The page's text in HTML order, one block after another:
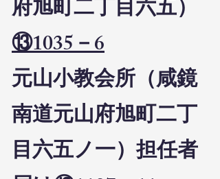
府旭町二丁目六五）
⑬1035－6
元山小教会所（咸鏡
南道元山府旭町二丁
目六五ノ一）担任者